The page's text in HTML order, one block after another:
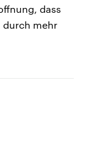
dass
durch mehr